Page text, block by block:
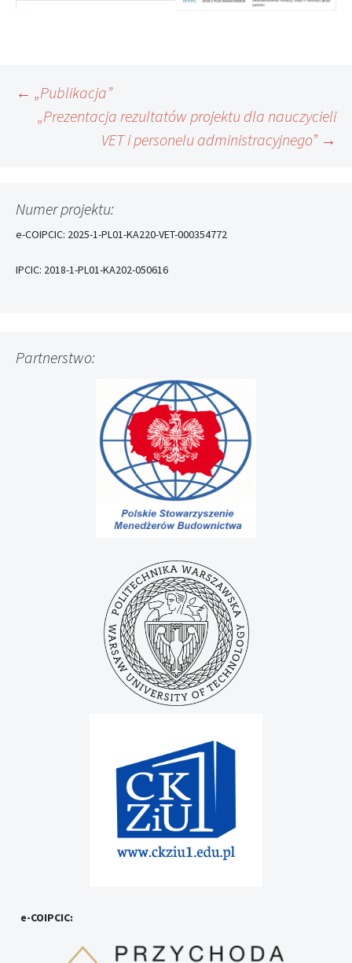
Nawigacja
wpisu
← „Publikacja”
„Prezentacja rezultatów projektu dla nauczycieli
VET i personelu administracyjnego” →
Numer projektu:
e-COIPCIC: 2025-1-PL01-KA220-VET-000354772
IPCIC: 2018-1-PL01-KA202-050616
Partnerstwo:
e-COIPCIC: